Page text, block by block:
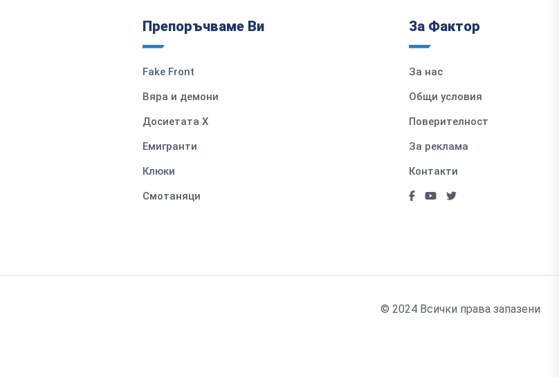
Препоръчваме Ви
Fake Front
Вяра и демони
Досиетата Х
Емигранти
Клюки
Смотаняци
За Фактор
За нас
Общи условия
Поверителност
За реклама
Контакти
© 2024 Всички права запазени